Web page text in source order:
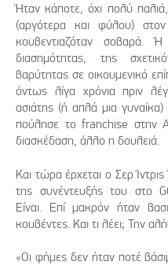
Ήταν κάποτε, όχι πολύ
(αργότερα και φύλου)
κουβεντιαζόταν σοβαρά.
διασημότητας, της
βαρύτητας σε οικουμενικό
όντως λίγα χρόνια πριν
ασιάτης (ή απλά μια
πούλησε το franchise στην
διασκέδαση, άλλο η δουλειά.
Και τώρα έρχεται ο Σερ
της συνέντευξής του στο
Είναι. Επί μακρόν ήταν
κουβέντες. Και τι λέει; Την
«Οι φήμες δεν ήταν ποτέ